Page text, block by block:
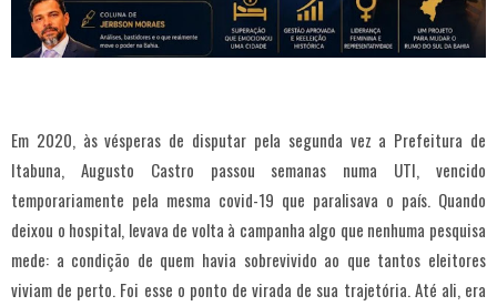
Em 2020, às vésperas de disputar pela segunda vez a Prefeitura de
Itabuna, Augusto Castro passou semanas numa UTI, vencido
temporariamente pela mesma covid-19 que paralisava o país. Quando
deixou o hospital, levava de volta à campanha algo que nenhuma pesquisa
mede: a condição de quem havia sobrevivido ao que tantos eleitores
viviam de perto. Foi esse o ponto de virada de sua trajetória. Até ali, era